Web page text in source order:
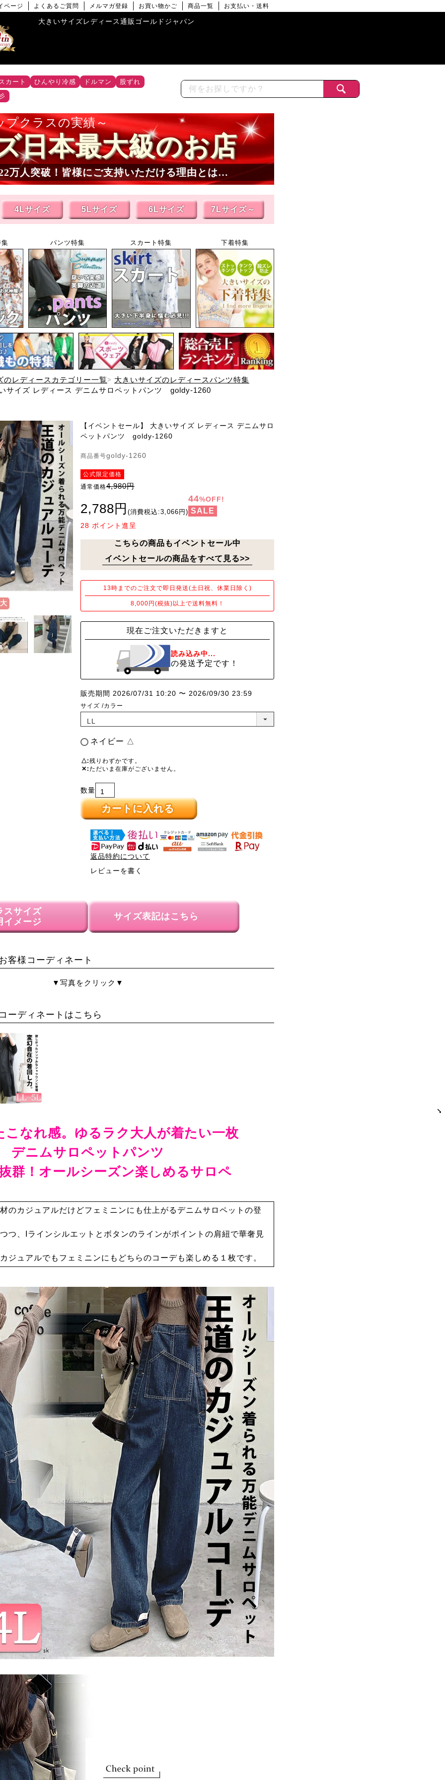
ページ よくあるご質問 メルマガ登録 お買い物かご 商品一覧 お支払い・送料
大きいサイズレディース通販ゴールドジャパン
カート ひんやり冷感 ドルマン
股ずれ
プクラスの実績
日本最大級のお店
万人突破！皆様にご支持いただける理由とは…
4Lサイズ 5Lサイズ 6Lサイズ 7Lサイズ～
パンツ特集 スカート特集 下着特集
のレディースカテゴリー一覧
大きいサイズのレディースパンツ特集
サイズ レディース デニムサロペットパンツ goldy-1260
【イベントセール】 大きいサイズ レディース デニムサロ
ペットパンツ goldy-1260
商品番号goldy-1260
公式限定価格
通常価格4,980円
2,788円 (消費税込:3,066円)
44%OFF!
SALE
28 ポイント進呈
こちらの商品もイベントセール中
イベントセールの商品をすべて見る>>
13時までのご注文で即日発送(土日祝、休業日除く)
8,000円(税抜)以上で送料無料！
現在ご注文いただきますと
読み込み中...
の発送予定です！
販売期間 2026/07/31 10:20 〜 2026/09/30 23:59
サイズ カラー
ネイビー △
△ 残りわずかです。
✕ ただいま在庫がございません。
カートに入れる
返品特約について
レビューを書く
スサイズ
イメージ
サイズ表記はこちら
客様コーディネート
▼写真をクリック▼
ーディネートはこちら
こなれ感。ゆるラク大人が着たい一枚
デニムサロペットパンツ
群！オールシーズン楽しめるサロペ
のカジュアルだけどフェミニンにも仕上がるデニムサロペットの登
つ、Iラインシルエットとボタンのラインがポイントの肩紐で華奢見
ジュアルでもフェミニンにもどちらのコーデも楽しめる１枚です。